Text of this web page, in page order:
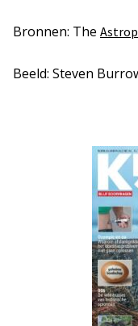
Bronnen: The
Beeld: Steven